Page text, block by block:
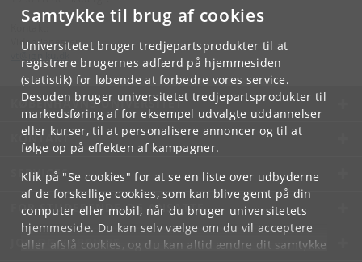
Samtykke til brug af cookies
Universitetet bruger tredjepartsprodukter til at
registrere brugernes adfærd på hjemmesiden
(statistik) for løbende at forbedre vores service.
Desuden bruger universitetet tredjepartsprodukter til
markedsføring af for eksempel udvalgte uddannelser
eller kurser, til at personalisere annoncer og til at
følge op på effekten af kampagner.
Klik på "Se cookies" for at se en liste over udbyderne
af de forskellige cookies, som kan blive gemt på din
computer eller mobil, når du bruger universitetets
hjemmeside. Du kan selv vælge om du vil acceptere
eller afslå cookies, og du kan altid ændre dit samtykke
Videntjenesten
KØBENHAVNS UNIVERSITET
KONTAKT
SERVICES
FOR STUDERENDE OG ANSATTE
JOB OG KARRIERE